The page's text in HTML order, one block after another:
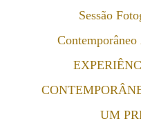
Sessão
UM